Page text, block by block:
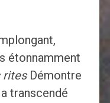
étonnamment
ritesDémontre
transcendé